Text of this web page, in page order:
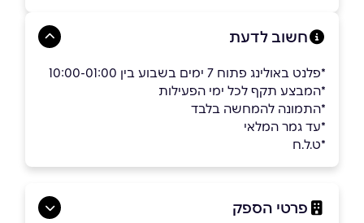
חשוב לדעת
*פלנט באולינג פתוח 7 ימים בשבוע בין 10:00-01:00
*המבצע תקף לכל ימי הפעילות
*התמונה להמחשה בלבד
*עד גמר המלאי
*ט.ל.ח
פרטי הספק